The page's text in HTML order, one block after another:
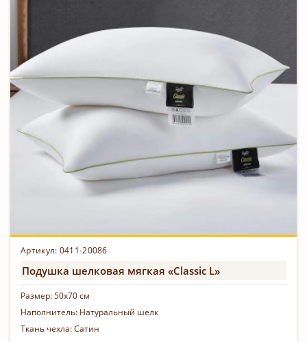
Артикул: 0411-20086
Подушка шелковая мягкая «Classic L»
Размер:50х70 см
Наполнитель: Натуральный шелк
Ткань чехла:Сатин